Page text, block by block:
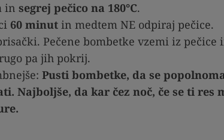
in segrej pečico na 180°C.
60 minut in medtem NE odpiraj pečice.
Pečene bombetke vzemi iz pečice
pa jih pokrij.
Pusti bombetke, da se
Najboljše, da kar čez noč, če se ti res
.